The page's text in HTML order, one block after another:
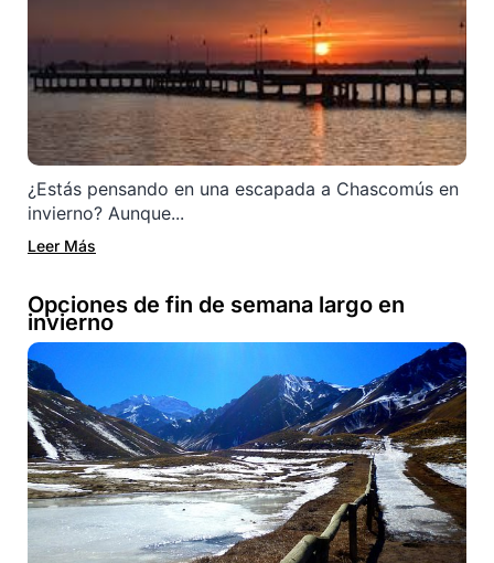
¿Estás pensando en una escapada a Chascomús en
invierno? Aunque...
Leer Más
Opciones de fin de semana largo en
invierno